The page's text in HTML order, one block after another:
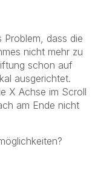
Problem, dass die
nicht mehr zu
schon auf
ausgerichtet.
X Achse im Scroll
am Ende nicht